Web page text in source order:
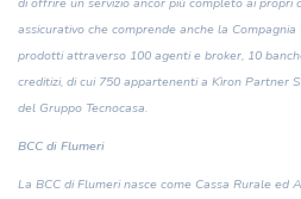
assicurativo che comprende anche la
prodotti attraverso 100 agenti e broker, 10
creditizi, di cui 750 appartenenti a Kìron Partner
del Gruppo Tecnocasa.
BCC di Flumeri
La BCC di Flumeri nasce come Cassa Rurale ed